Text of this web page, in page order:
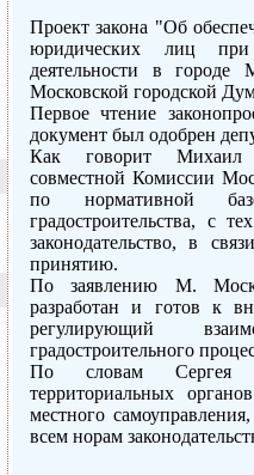
Проект закона "Об
юридических лиц при
деятельности в городе
Московской городской
Первое чтение
документ был одобрен
Как говорит Михаил
совместной Комиссии
по нормативной
градостроительства, с
законодательство, в
принятию.
По заявлению М.
разработан и готов к
регулирующий
градостроительного
По словам Сергея
территориальных
местного
всем норам